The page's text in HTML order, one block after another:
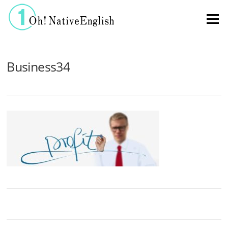
コンテンツへスキップ
メニュー
Business34